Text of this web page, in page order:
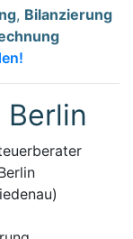
, Bilanzierung